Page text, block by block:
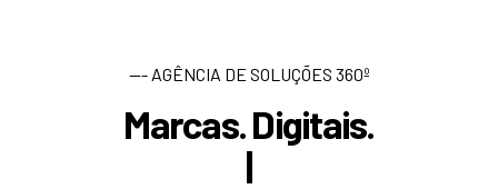
--- AGÊNCIA DE SOLUÇÕES 360º
Marcas. Digitais.
es